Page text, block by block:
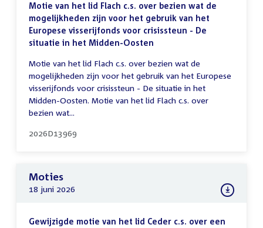
Motie van het lid Flach c.s. over bezien wat de
mogelijkheden zijn voor het gebruik van het
Europese visserijfonds voor crisissteun - De
situatie in het Midden-Oosten
Motie van het lid Flach c.s. over bezien wat de
mogelijkheden zijn voor het gebruik van het Europese
visserijfonds voor crisissteun - De situatie in het
Midden-Oosten. Motie van het lid Flach c.s. over
bezien wat...
2026D13969
Moties
18 juni 2026
Gewijzigde motie van het lid Ceder c.s. over een